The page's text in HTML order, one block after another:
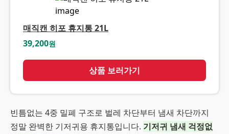
매직캔 히포 휴지통 21L
39,200원
상품 보러가기
빈틈없는 4중 밀폐 구조로 벌레 차단부터 냄새 차단까지
정말 완벽한 기저귀용 휴지통입니다. 기저귀 냄새 걱정없